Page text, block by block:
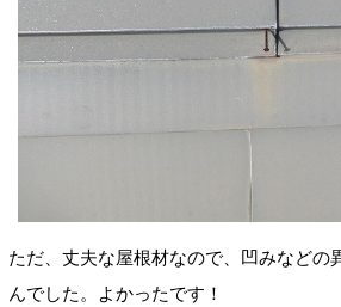
ただ、丈夫な屋根材なので、凹みなどの
んでした。よかったです！